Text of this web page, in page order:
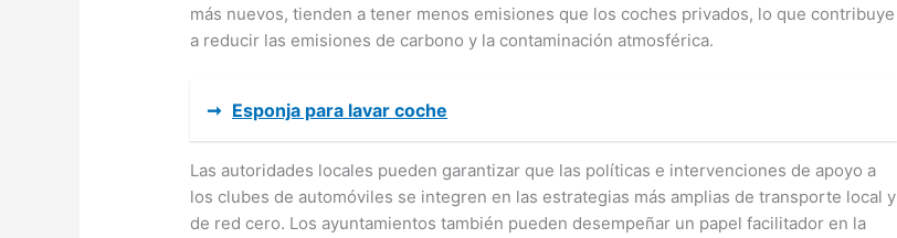
más nuevos, tienden a tener menos emisiones que los coches privados, lo que contribuye
a reducir las emisiones de carbono y la contaminación atmosférica.
➞ Esponja para lavar coche
Las autoridades locales pueden garantizar que las políticas e intervenciones de apoyo a
los clubes de automóviles se integren en las estrategias más amplias de transporte local y
de red cero. Los ayuntamientos también pueden desempeñar un papel facilitador en la